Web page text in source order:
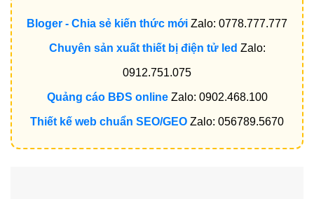
Bloger - Chia sẻ kiến thức mới Zalo: 0778.777.777
Chuyên sản xuất thiết bị điện tử led Zalo:
0912.751.075
Quảng cáo BĐS onlineZalo: 0902.468.100
Thiết kế web chuẩn SEO/GEO Zalo: 056789.5670